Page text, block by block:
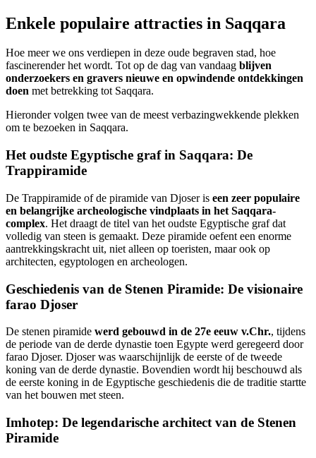
Enkele populaire attracties in Saqqara
Hoe meer we ons verdiepen in deze oude begraven stad, hoe
fascinerender het wordt. Tot op de dag van vandaag blijven
onderzoekers en gravers nieuwe en opwindende ontdekkingen
doen met betrekking tot Saqqara.
Hieronder volgen twee van de meest verbazingwekkende plekken
om te bezoeken in Saqqara.
Het oudste Egyptische graf in Saqqara: De
Trappiramide
De Trappiramide of de piramide van Djoser is een zeer populaire
en belangrijke archeologische vindplaats in het Saqqara-
complex. Het draagt de titel van het oudste Egyptische graf dat
volledig van steen is gemaakt. Deze piramide oefent een enorme
aantrekkingskracht uit, niet alleen op toeristen, maar ook op
architecten, egyptologen en archeologen.
Geschiedenis van de Stenen Piramide: De visionaire
farao Djoser
De stenen piramide werd gebouwd in de 27e eeuw v.Chr., tijdens
de periode van de derde dynastie toen Egypte werd geregeerd door
farao Djoser. Djoser was waarschijnlijk de eerste of de tweede
koning van de derde dynastie. Bovendien wordt hij beschouwd als
de eerste koning in de Egyptische geschiedenis die de traditie startte
van het bouwen met steen.
Imhotep: De legendarische architect van de Stenen
Piramide